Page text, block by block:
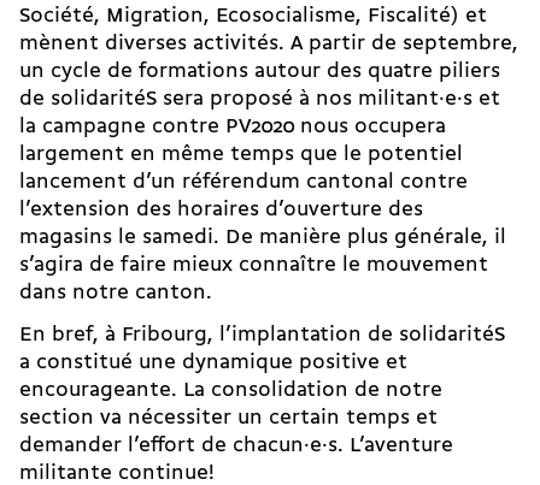
Société, Migration, Ecosocialisme, Fiscalité) et
mènent diverses activités. A partir de septembre,
un cycle de formations autour des quatre piliers
de solidaritéS sera proposé à nos militant·e·s et
la campagne contre PV2020 nous occupera
largement en même temps que le potentiel
lancement d’un référendum cantonal contre
l’extension des horaires d’ouverture des
magasins le samedi. De manière plus générale, il
s’agira de faire mieux connaître le mouvement
dans notre canton.
En bref, à Fribourg, l’implantation de solidaritéS
a constitué une dynamique positive et
encourageante. La consolidation de notre
section va nécessiter un certain temps et
demander l’effort de chacun·e·s. L’aventure
militante continue!